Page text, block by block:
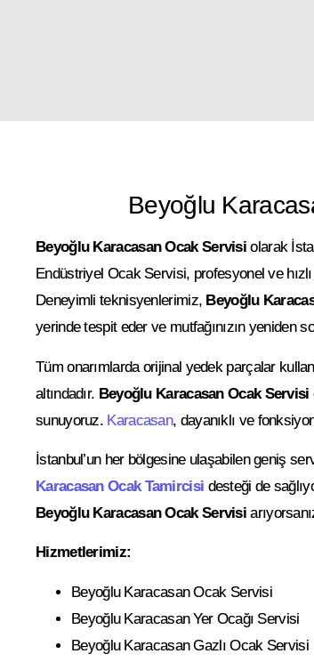
Beyoğlu
Beyoğlu Karacasan Ocak Servisi olarak
Endüstriyel Ocak Servisi, profesyonel ve
Deneyimli teknisyenlerimiz, Beyoğlu
yerinde tespit eder ve mutfağınızın yeniden
Tüm onarımlarda orijinal yedek parçalar
altındadır. Beyoğlu Karacasan Ocak Servisi
sunuyoruz. Karacasan, dayanıklı ve
İstanbul’un her bölgesine ulaşabilen geniş
Karacasan Ocak Tamircisi desteği de
Beyoğlu Karacasan Ocak Servisi
Hizmetlerimiz:
Beyoğlu Karacasan Ocak Servisi
Beyoğlu Karacasan Yer Ocağı Servisi
Beyoğlu Karacasan Gazlı Ocak Servisi